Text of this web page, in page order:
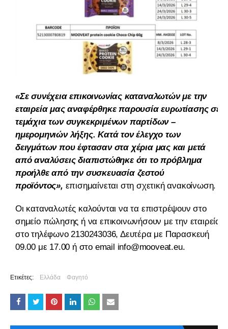
«Σε συνέχεια επικοινωνίας καταναλωτών με την
εταιρεία μας αναφέρθηκε παρουσία ευρωτίασης σε
τεμάχια των συγκεκριμένων παρτίδων –
ημερομηνιών λήξης. Κατά τον έλεγχο των
δειγμάτων που έφτασαν στα χέρια μας και μετά
από αναλύσεις διαπιστώθηκε ότι το πρόβλημα
προήλθε από την συσκευασία ζεστού
προϊόντος», επισημαίνεται στη σχετική ανακοίνωση.
Οι καταναλωτές καλούνται να τα επιστρέψουν στο
σημείο πώλησης ή να επικοινωνήσουν με την εταιρεία
στο τηλέφωνο 2130243036, Δευτέρα με Παρασκευή
09.00 με 17.00 ή στο email info@mooveat.eu.
Ετικέτες: Ελλάδα Φαγητό